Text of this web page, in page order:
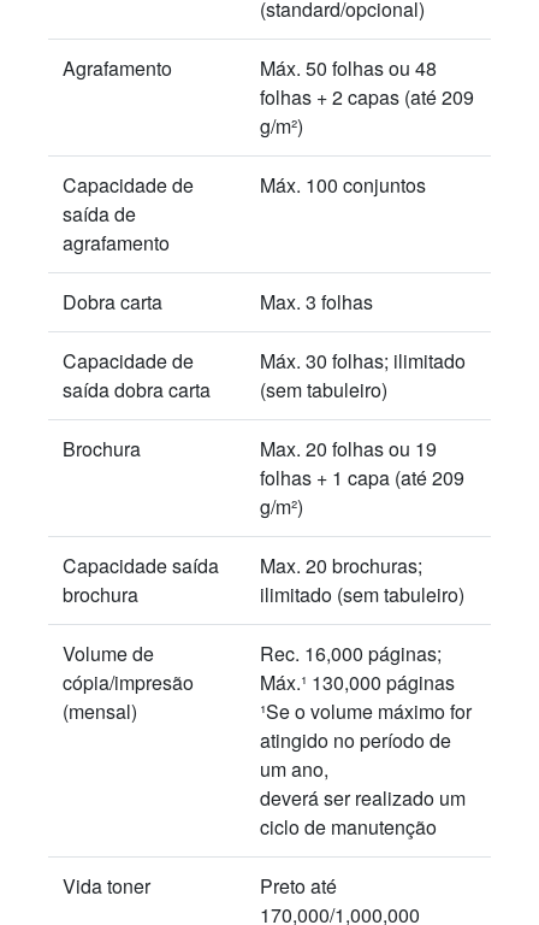
(standard/opcional)
Agrafamento
Máx. 50 folhas ou 48
folhas + 2 capas (até 209
g/m²)
Capacidade de
saída de
agrafamento
Máx. 100 conjuntos
Dobra carta Max. 3 folhas
Capacidade de
saída dobra carta
Máx. 30 folhas; ilimitado
(sem tabuleiro)
Brochura
Max. 20 folhas ou 19
folhas + 1 capa (até 209
g/m²)
Capacidade saída
brochura
Max. 20 brochuras;
ilimitado (sem tabuleiro)
Volume de
cópia/impresão
(mensal)
Rec. 16,000 páginas;
Máx.¹ 130,000 páginas
¹Se o volume máximo for
atingido no período de
um ano,
deverá ser realizado um
ciclo de manutenção
Vida toner
Preto até
170,000/1,000,000